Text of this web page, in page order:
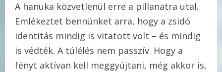
A hanuka közvetlenül erre a pillanatra utal.
Emlékeztet bennünket arra, hogy a zsidó
identitás mindig is vitatott volt – és mindig
is védték. A túlélés nem passzív. Hogy a
fényt aktívan kell meggyújtani, még akkor is,